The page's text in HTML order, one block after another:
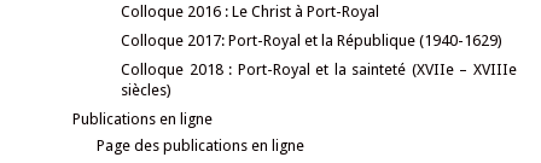
Colloque 2016 : Le Christ à Port-Royal
Colloque 2017: Port-Royal et la République (1940-1629)
Colloque 2018 : Port-Royal et la sainteté (XVIIe – XVIIIe
siècles)
Publications en ligne
Page des publications en ligne